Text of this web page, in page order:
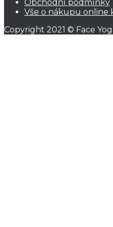
Obchodní podmínky
Vše o nákupu online
Copyright 2021 © Face